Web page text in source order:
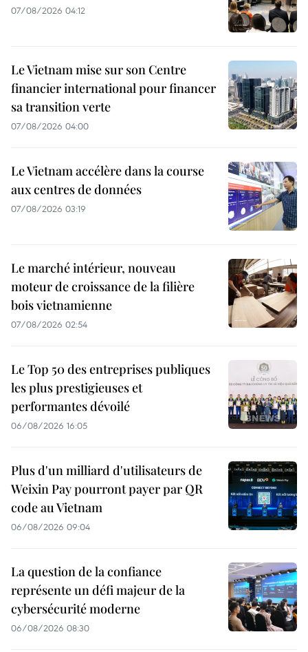
07/08/2026 04:12
Le Vietnam mise sur son Centre
financier international pour financer
sa transition verte
07/08/2026 04:00
Le Vietnam accélère dans la course
aux centres de données
07/08/2026 03:19
Le marché intérieur, nouveau
moteur de croissance de la filière
bois vietnamienne
07/08/2026 02:54
Le Top 50 des entreprises publiques
les plus prestigieuses et
performantes dévoilé
06/08/2026 16:05
Plus d'un milliard d'utilisateurs de
Weixin Pay pourront payer par QR
code au Vietnam
06/08/2026 09:04
La question de la confiance
représente un défi majeur de la
cybersécurité moderne
06/08/2026 08:30